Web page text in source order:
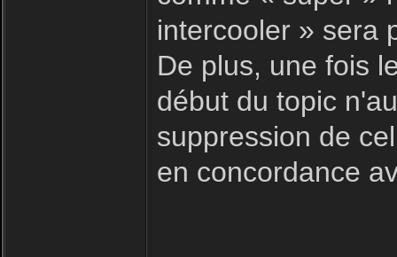
intercooler » sera
De plus, une fois
début du topic
suppression de
en concordance